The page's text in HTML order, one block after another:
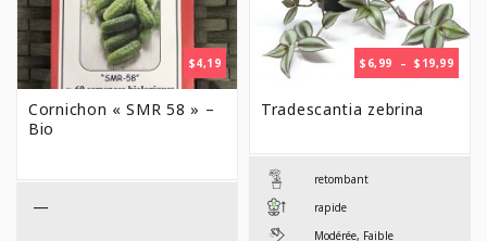
$4,19
Cornichon « SMR 58 » –
Bio
—
$ 6,99 – $ 19,99
DE
Tradescantia zebrina
retombant
rapide
Modérée, Faible